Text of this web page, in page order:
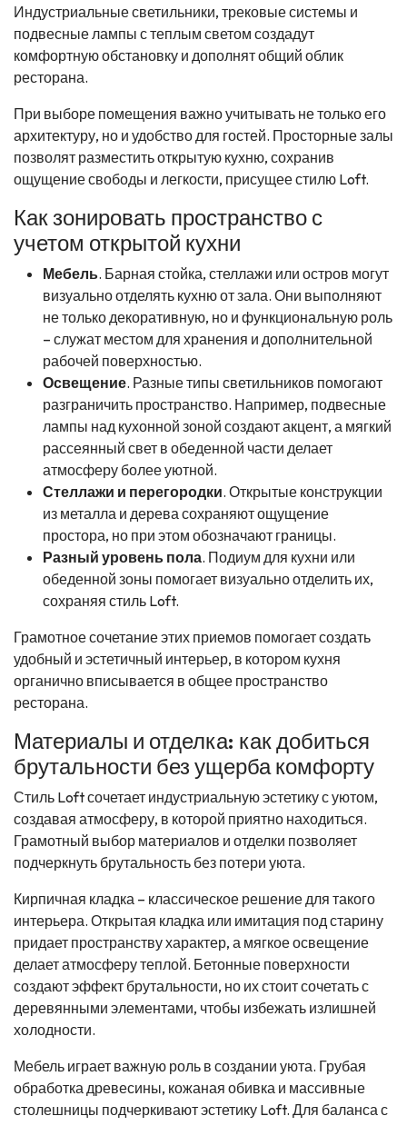
Индустриальные светильники, трековые системы и
подвесные лампы с теплым светом создадут
комфортную обстановку и дополнят общий облик
ресторана.
При выборе помещения важно учитывать не только его
архитектуру, но и удобство для гостей. Просторные залы
позволят разместить открытую кухню, сохранив
ощущение свободы и легкости, присущее стилю Loft.
Как зонировать пространство с
учетом открытой кухни
Мебель. Барная стойка, стеллажи или остров могут
визуально отделять кухню от зала. Они выполняют
не только декоративную, но и функциональную роль
– служат местом для хранения и дополнительной
рабочей поверхностью.
Освещение. Разные типы светильников помогают
разграничить пространство. Например, подвесные
лампы над кухонной зоной создают акцент, а мягкий
рассеянный свет в обеденной части делает
атмосферу более уютной.
Стеллажи и перегородки. Открытые конструкции
из металла и дерева сохраняют ощущение
простора, но при этом обозначают границы.
Разный уровень пола. Подиум для кухни или
обеденной зоны помогает визуально отделить их,
сохраняя стиль Loft.
Грамотное сочетание этих приемов помогает создать
удобный и эстетичный интерьер, в котором кухня
органично вписывается в общее пространство
ресторана.
Материалы и отделка: как добиться
брутальности без ущерба комфорту
Стиль Loft сочетает индустриальную эстетику с уютом,
создавая атмосферу, в которой приятно находиться.
Грамотный выбор материалов и отделки позволяет
подчеркнуть брутальность без потери уюта.
Кирпичная кладка – классическое решение для такого
интерьера. Открытая кладка или имитация под старину
придает пространству характер, а мягкое освещение
делает атмосферу теплой. Бетонные поверхности
создают эффект брутальности, но их стоит сочетать с
деревянными элементами, чтобы избежать излишней
холодности.
Мебель играет важную роль в создании уюта. Грубая
обработка древесины, кожаная обивка и массивные
столешницы подчеркивают эстетику Loft. Для баланса с